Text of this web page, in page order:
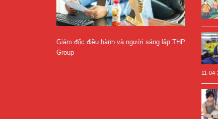
Giám đốc điều hành và người sáng lập THP
Group
11-